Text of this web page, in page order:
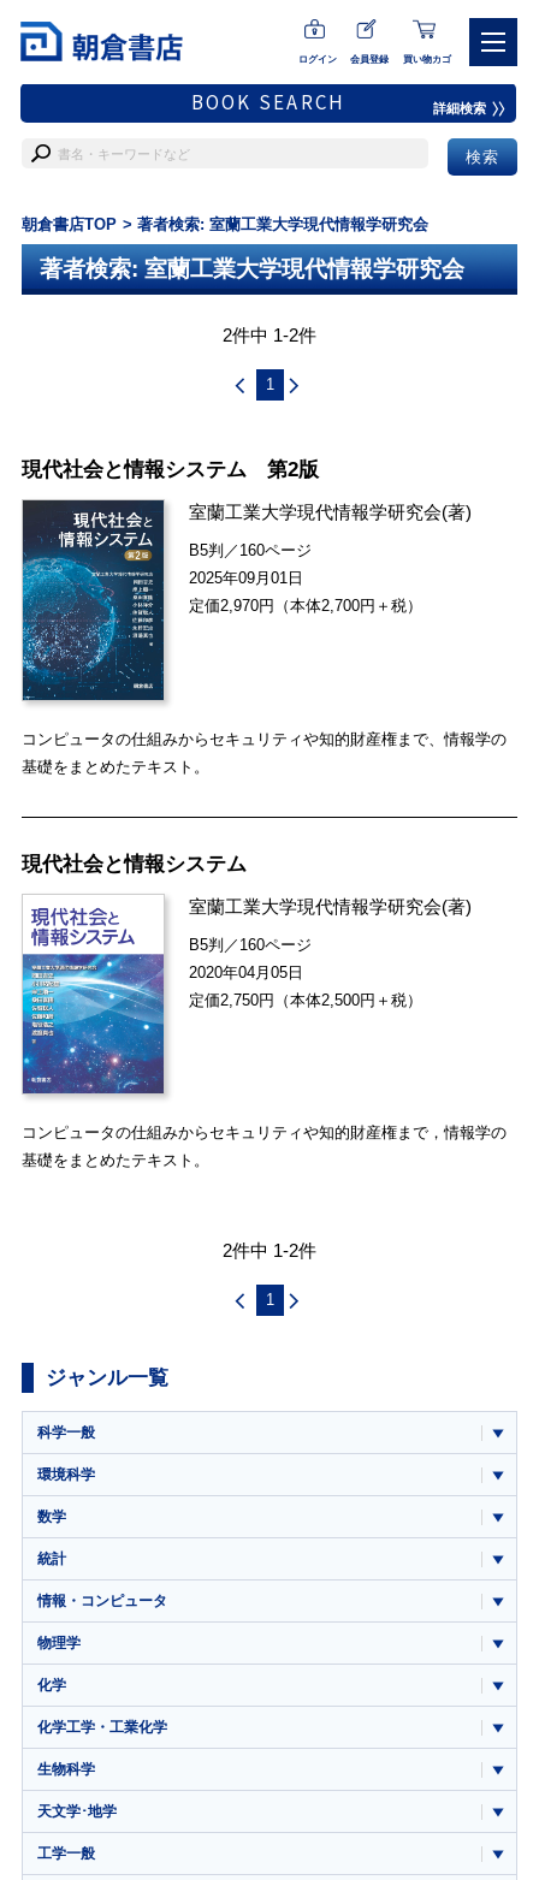
ログイン 会員登録 買い物カゴ
BOOK SEARCH 詳細検索
朝倉書店TOP 著者検索: 室蘭工業大学現代情報学研究会
著者検索: 室蘭工業大学現代情報学研究会
2件中 1-2件
1
現代社会と情報システム 第2版
室蘭工業大学現代情報学研究会(著)
B5判／160ページ
2025年09月01日
定価2,970円（本体2,700円＋税）
コンピュータの仕組みからセキュリティや知的財産権まで、情報学の
基礎をまとめたテキスト。
現代社会と情報システム
室蘭工業大学現代情報学研究会(著)
B5判／160ページ
2020年04月05日
定価2,750円（本体2,500円＋税）
コンピュータの仕組みからセキュリティや知的財産権まで，情報学の
基礎をまとめたテキスト。
2件中 1-2件
1
ジャンル一覧
科学一般
環境科学
数学
統計
情報・コンピュータ
物理学
化学
化学工学・工業化学
生物科学
天文学･地学
工学一般